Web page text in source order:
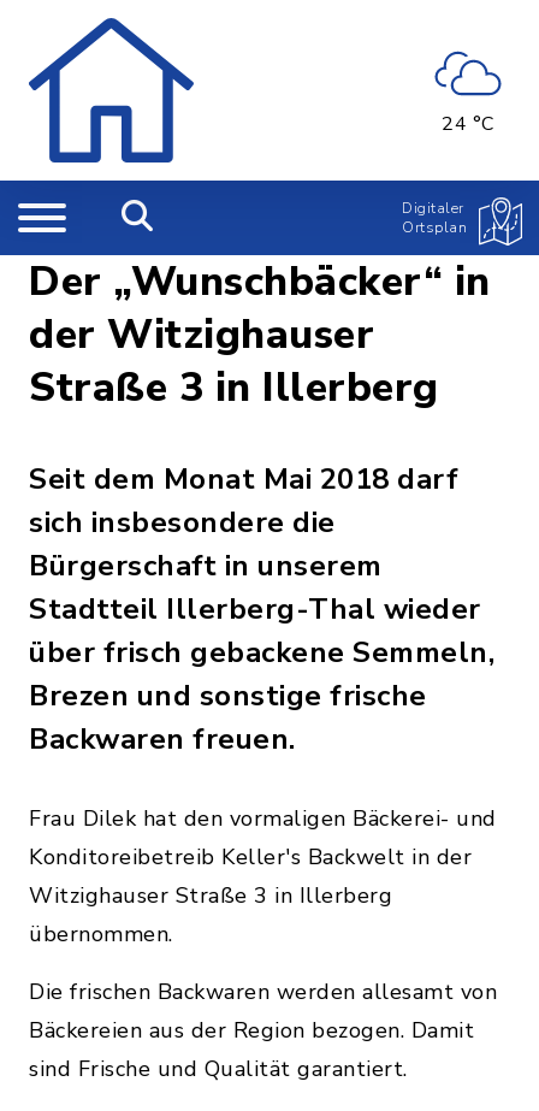
24 °C
Digitaler
Ortsplan
Der „Wunschbäcker“ in
der Witzighauser
Straße 3 in Illerberg
Seit dem Monat Mai 2018 darf
sich insbesondere die
Bürgerschaft in unserem
Stadtteil Illerberg-Thal wieder
über frisch gebackene Semmeln,
Brezen und sonstige frische
Backwaren freuen.
Frau Dilek hat den vormaligen Bäckerei- und
Konditoreibetreib Keller's Backwelt in der
Witzighauser Straße 3 in Illerberg
übernommen.
Die frischen Backwaren werden allesamt von
Bäckereien aus der Region bezogen. Damit
sind Frische und Qualität garantiert.